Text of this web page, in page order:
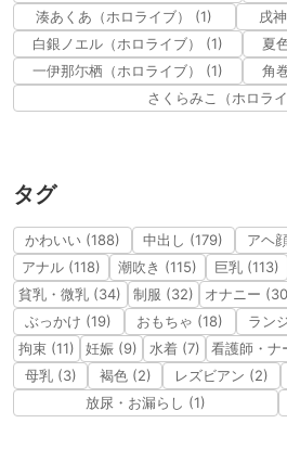
湊あくあ（ホロライブ） (1)
戌
白銀ノエル（ホロライブ） (1)
夏
一伊那尓栖（ホロライブ） (1)
角
さくらみこ（ホロラ
タグ
かわいい (188) 中出し (179) アヘ
アナル (118)
潮吹き (115) 巨乳 (113)
貧乳・微乳 (34)
制服 (32) オナニー
ぶっかけ (19)
おもちゃ (18) ラン
拘束 (11)
妊娠 (9) 水着 (7) 看護師・ナ
母乳 (3)
褐色 (2) レズビアン (2)
放尿・お漏らし (1)